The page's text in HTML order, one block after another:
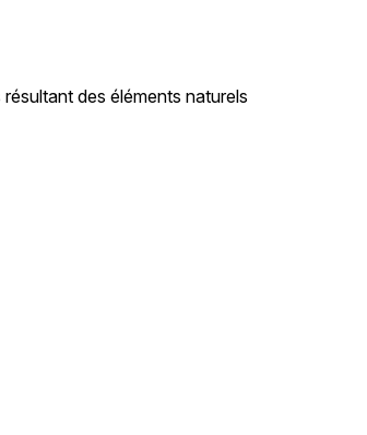
des éléments naturels